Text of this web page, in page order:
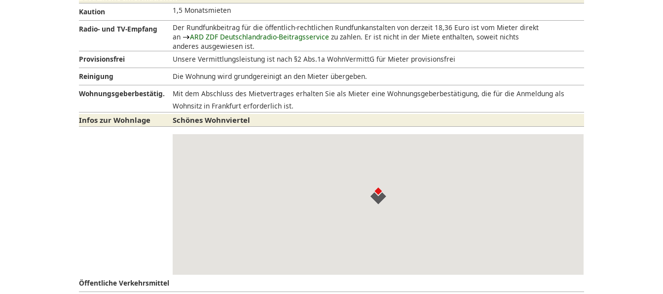
Kaution
1,5 Monatsmieten
Radio- und TV-Empfang
Der Rundfunkbeitrag für die öffentlich-rechtlichen Rundfunkanstalten von derzeit 18,36 Euro ist vom Mieter direkt
an
ARD ZDF Deutschlandradio-Beitragsservice zu zahlen. Er ist nicht in der Miete enthalten, soweit nichts
anderes ausgewiesen ist.
Provisionsfrei
Unsere Vermittlungsleistung ist nach §2 Abs.1a WohnVermittG für Mieter provisionsfrei
Reinigung
Die Wohnung wird grundgereinigt an den Mieter übergeben.
Wohnungsgeberbestätig.
Mit dem Abschluss des Mietvertrages erhalten Sie als Mieter eine Wohnungsgeberbestätigung, die für die Anmeldung als
Wohnsitz in Frankfurt erforderlich ist.
Infos zur Wohnlage Schönes Wohnviertel
Öffentliche Verkehrsmittel